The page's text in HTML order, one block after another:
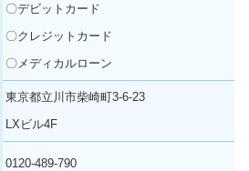
〇デビットカード
〇クレジットカード
〇メディカルローン
東京都立川市柴崎町3-6-23
LXビル4F
0120-489-790